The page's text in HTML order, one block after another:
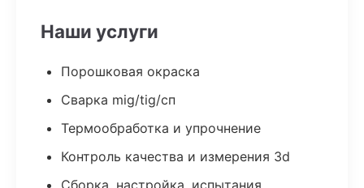
Наши услуги
Порошковая окраска
Сварка mig/tig/сп
Термообработка и упрочнение
Контроль качества и измерения 3d
Сборка, настройка, испытания